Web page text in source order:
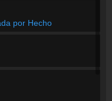
por Hecho